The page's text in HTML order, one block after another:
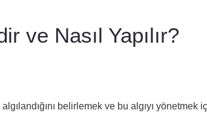
ve Nasıl Yapılır?
belirlemek ve bu algıyı